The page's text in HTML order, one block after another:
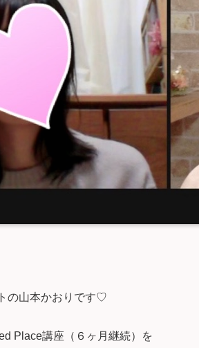
の山本かおりです♡
Place講座（６ヶ月継続）を